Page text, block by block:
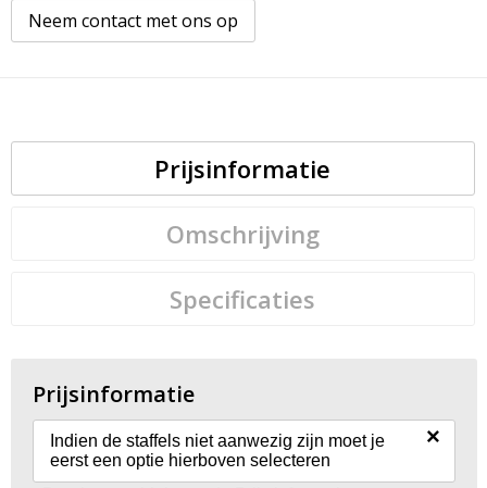
Neem contact met ons op
Prijsinformatie
Omschrijving
Specificaties
Prijsinformatie
Indien de staffels niet aanwezig zijn moet je
eerst een optie hierboven selecteren
×